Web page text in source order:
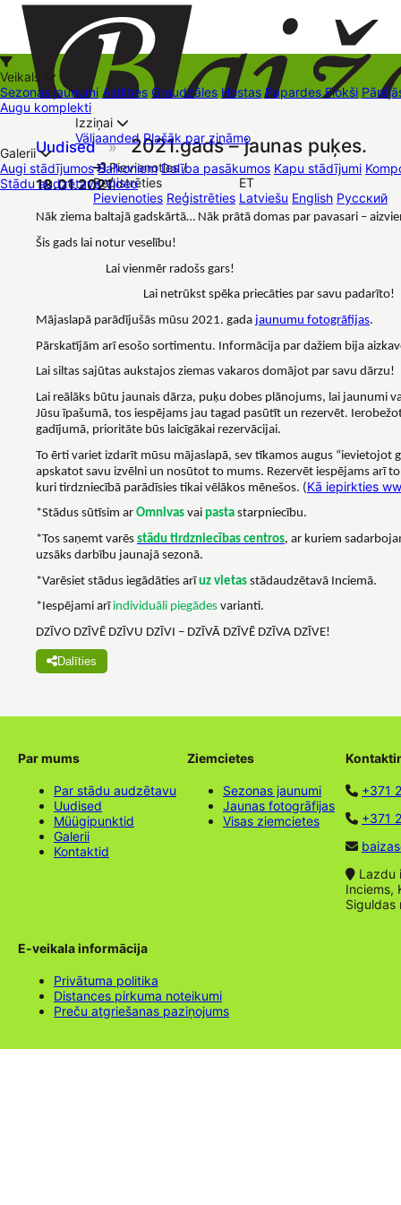
+37126545879 baizas@baizas.lv
Pievienoties /
Reģistrēties
Pievienoties Reģistrēties
ET
Latviešu English Русский
Veikals
Sezonas jaunumi Astilbes Graudzāles Hostas Papardes Flokši
Augu komplekti
Kā iepirkties
Izziņai
Väljaanded Plašāk par zināmo
Galerii
Augi stādījumos Balkoniem Dalība pasākumos Kapu stādījumi
Stādu audzētava Video
Kontaktid Dāvanu kartes Augu komplekti
Uudised » 2021.gads – jaunas puķes.
18.01.2021
Nāk ziema baltajā gadskārtā… Nāk prātā domas par pavasari –
Šis gads lai notur veselību!
Lai vienmēr radošs gars!
Lai netrūkst spēka priecāties par savu padarīto!
Mājaslapā parādījušās mūsu 2021. gada jaunumu fotogrāfijas.
Pārskatījām arī esošo sortimentu. Informācija par dažiem bija
Lai siltas sajūtas aukstajos ziemas vakaros domājot par savu dārzu!
Lai reālāks būtu jaunais dārza, puķu dobes plānojums, lai jaunumi
Jūsu īpašumā, tos iespējams jau tagad pasūtīt un rezervēt.
gadījumā, prioritāte būs laicīgākai rezervācijai.
To ērti variet izdarīt mūsu mājaslapā, sev tīkamos augus “ievietojot
apskatot savu izvēlni un nosūtot to mums. Rezervēt iespējams arī
kuri tirdzniecībā parādīsies tikai vēlākos mēnešos. (Kā iepirkties
*Stādus sūtīsim ar Omnivas vai pasta starpniecību.
*Tos saņemt varēs stādu tirdzniecības centros, ar kuriem
uzsāks darbību jaunajā sezonā.
*Varēsiet stādus iegādāties arīuz vietas stādaudzētavā Inciemā.
*Iespējami arī individuāli piegādes varianti.
DZĪVO DZĪVĒ DZĪVU DZĪVI – DZĪVĀ DZĪVĒ DZĪVA DZĪVE!
Dalīties
Par mums
Par stādu audzētavu
Uudised
Müügipunktid
Galerii
Kontaktid
Ziemcietes
Sezonas jaunumi
Jaunas fotogrāfijas
Visas ziemcietes
+371
+371
Lazdu
Inciems,
Siguldas
E-veikala informācija
Privātuma politika
Distances pirkuma noteikumi
Preču atgriešanas paziņojums